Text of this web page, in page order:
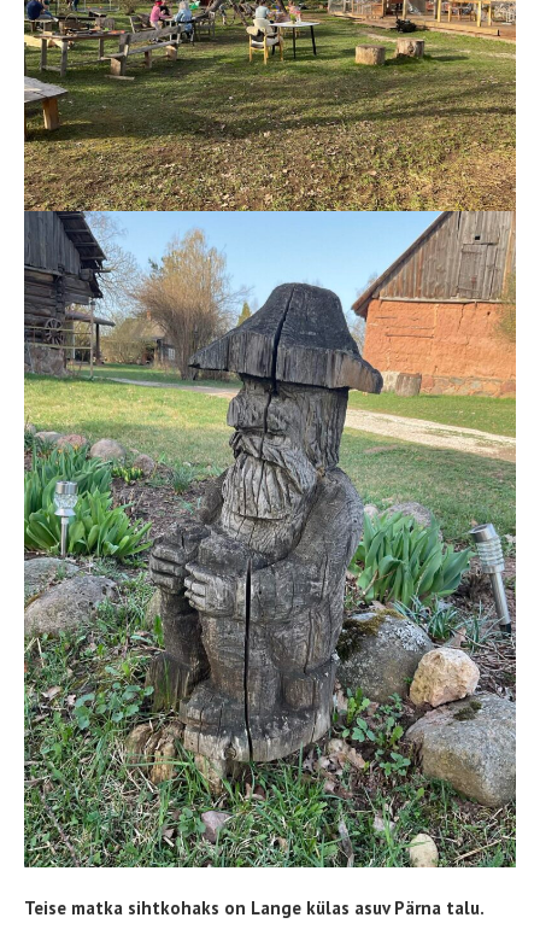
Teise matka sihtkohaks on Lange külas asuv Pärna talu.